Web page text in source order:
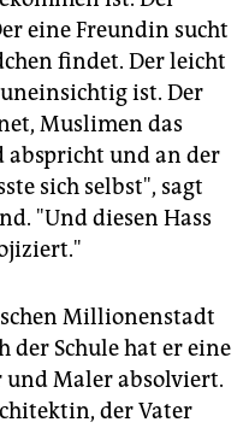
eine Freundin sucht
findet. Der leicht
ist. Der
Muslimen das
abspricht und an der
sich selbst", sagt
"Und diesen Hass
Millionenstadt
der Schule hat er eine
und Maler absolviert.
der Vater